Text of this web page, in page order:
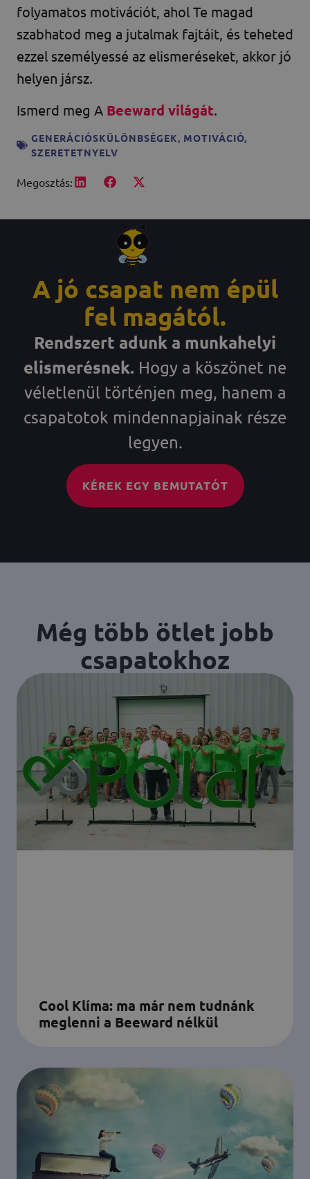
folyamatos motivációt, ahol Te magad
szabhatod meg a jutalmak fajtáit, és teheted
ezzel személyessé az elismeréseket, akkor jó
helyen jársz.
Ismerd meg A Beeward világát.
GENERÁCIÓSKÜLÖNBSÉGEK, MOTIVÁCIÓ,
SZERETETNYELV
Megosztás:
A jó csapat nem épül
fel magától.
Rendszert adunk a munkahelyi
elismerésnek. Hogy a köszönet ne
véletlenül történjen meg, hanem a
csapatotok mindennapjainak része
legyen.
KÉREK EGY BEMUTATÓT
Még több ötlet jobb
csapatokhoz
Cool Klíma: ma már nem tudnánk
meglenni a Beeward nélkül